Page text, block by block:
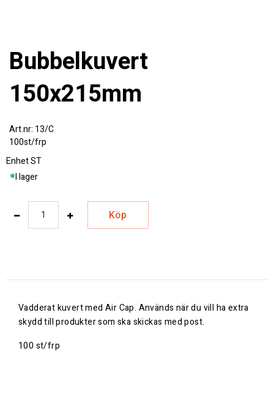
Bubbelkuvert
150x215mm
13/C
100st/frp
EnhetST
I lager
Köp
Vadderat kuvert med Air Cap. Används när du vill ha extra
skydd till produkter som ska skickas med post.
100 st/frp